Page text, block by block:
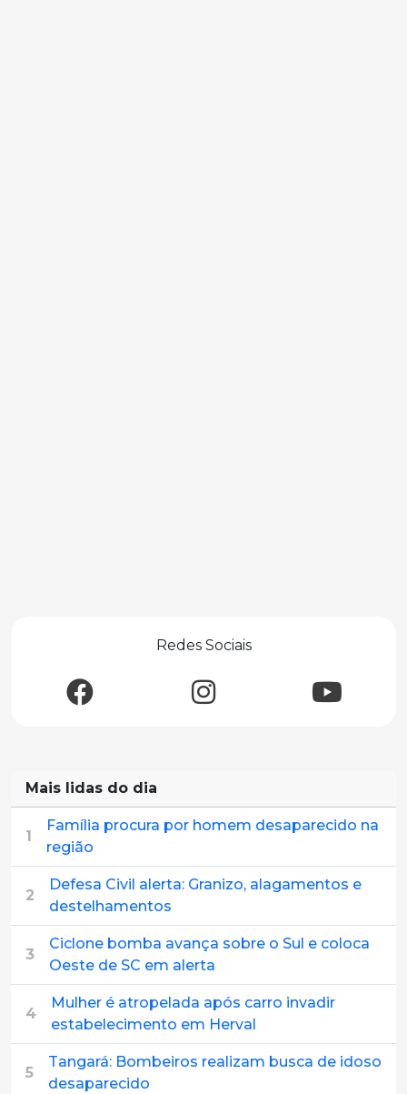
Redes Sociais
Mais lidas do dia
1
Família procura por homem desaparecido na
região
2
Defesa Civil alerta: Granizo, alagamentos e
destelhamentos
3
Ciclone bomba avança sobre o Sul e coloca
Oeste de SC em alerta
4
Mulher é atropelada após carro invadir
estabelecimento em Herval
5
Tangará: Bombeiros realizam busca de idoso
desaparecido